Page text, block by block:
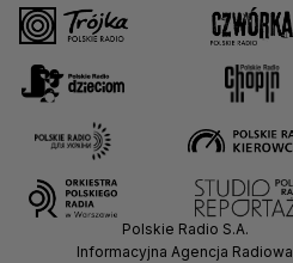
Polskie Radio S.A.
Informacyjna Agencja Radiowa